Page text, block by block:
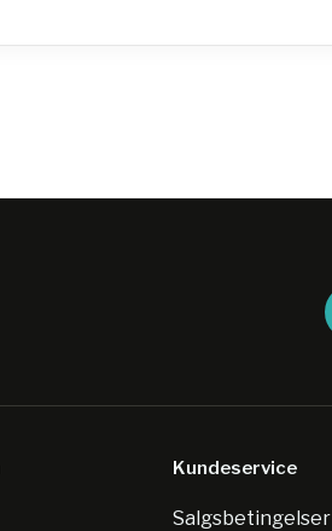
Kundeservice
Salgsbetingelser